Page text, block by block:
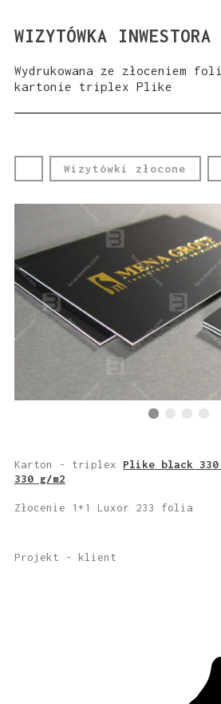
WIZYTÓWKA INWESTORA
Wydrukowana ze złoceniem
kartonie triplex Plike
Wizytówki złocone
Karton - triplex Plike black 330
330 g/m2
Złocenie 1+1 Luxor 233 folia
Projekt - klient